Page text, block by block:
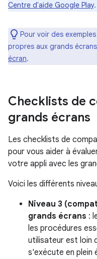
Centre d'aide Google Play.
Pour voir des
propres aux grands
écran.
Checklists de
grands écrans
Les checklists de
pour vous aider à
votre appli avec les
Voici les différents
Niveau 3
grands écrans :
les procédures
utilisateur est loin
s'exécute en plein